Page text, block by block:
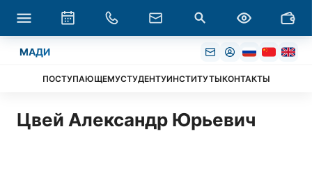
МАДИ
ПОСТУПАЮЩЕМУСТУДЕНТУИНСТИТУТЫКОНТАКТЫ
Цвей Александр Юрьевич